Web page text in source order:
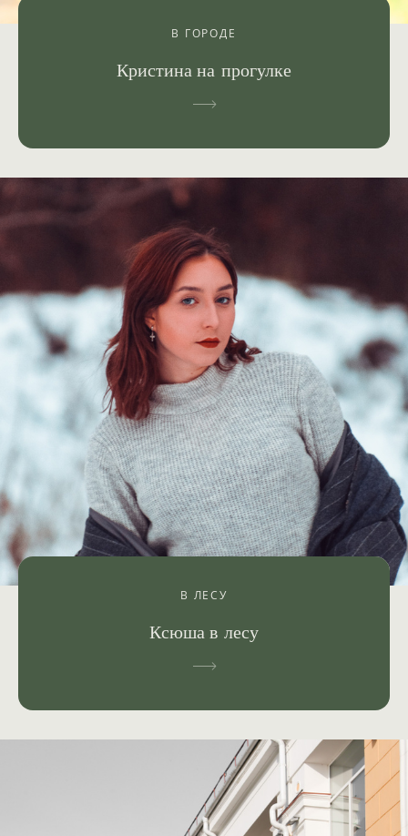
В ГОРОДЕ
Кристина на прогулке
В ЛЕСУ
Ксюша в лесу